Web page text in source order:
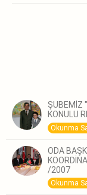
ŞUBEMİZ
KONULU
Okunma
ODA
/2007
Okunma